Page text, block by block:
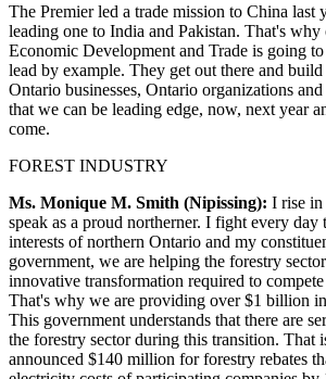
The Premier led a trade mission to China last
leading one to India and Pakistan. That's
Economic Development and Trade is going
lead by example. They get out there and
Ontario businesses, Ontario organizations
that we can be leading edge, now, next year
come.
FOREST INDUSTRY
Ms. Monique M. Smith (Nipissing): I rise in
speak as a proud northerner. I fight every day
interests of northern Ontario and my
government, we are helping the forestry
innovative transformation required to
That's why we are providing over $1 billion
This government understands that there are
the forestry sector during this transition. That
announced $140 million for forestry rebates